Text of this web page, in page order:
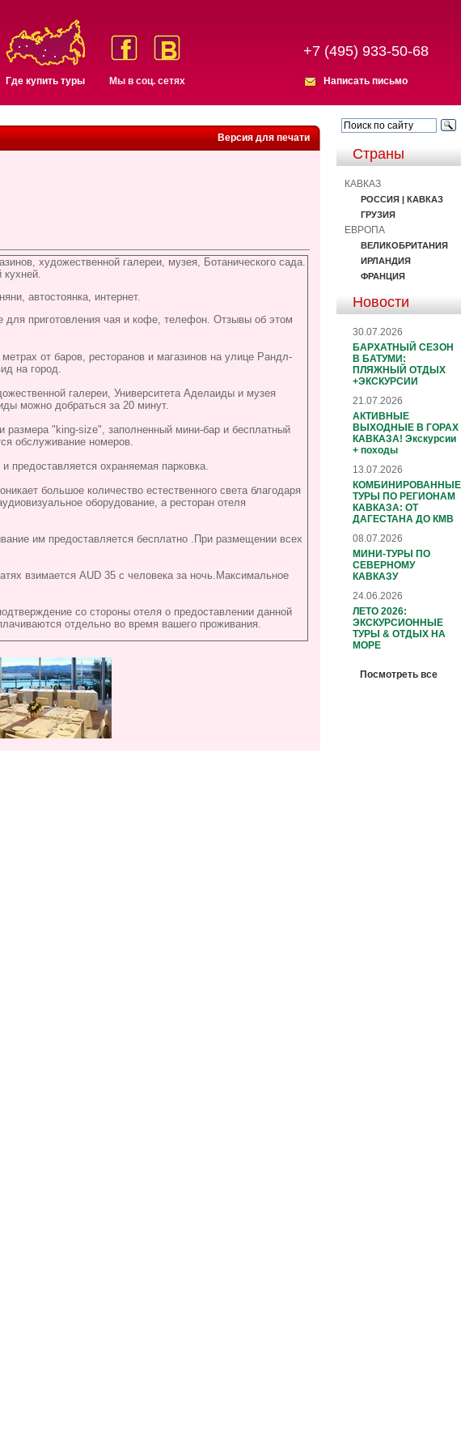
Где купить туры Мы в соц. сетях
+7 (495) 933-50-68
Написать письмо
Версия для печати
художественной галереи, музея, Ботанического сада.
автостоянка, интернет.
для приготовления чая и кофе, телефон. Отзывы об этом
от баров, ресторанов и магазинов на улице Рандл-
на город.
галереи, Университета Аделаиды и музея
можно добраться за 20 минут.
размера "king-size", заполненный мини-бар и бесплатный
обслуживание номеров.
предоставляется охраняемая парковка.
большое количество естественного света благодаря
оборудование, а ресторан отеля
им предоставляется бесплатно .При размещении всех
взимается AUD 35 с человека за ночь.Максимальное
со стороны отеля о предоставлении данной
отдельно во время вашего проживания.
Страны
КАВКАЗ
РОССИЯ | КАВКАЗ
ГРУЗИЯ
ЕВРОПА
ВЕЛИКОБРИТАНИЯ
ИРЛАНДИЯ
ФРАНЦИЯ
Новости
30.07.2026
БАРХАТНЫЙ СЕЗОН
В БАТУМИ:
ПЛЯЖНЫЙ ОТДЫХ
+ЭКСКУРСИИ
21.07.2026
АКТИВНЫЕ
ВЫХОДНЫЕ В ГОРАХ
КАВКАЗА! Экскурсии
+ походы
13.07.2026
КОМБИНИРОВАННЫЕ
ТУРЫ ПО РЕГИОНАМ
КАВКАЗА: ОТ
ДАГЕСТАНА ДО КМВ
08.07.2026
МИНИ-ТУРЫ ПО
СЕВЕРНОМУ
КАВКАЗУ
24.06.2026
ЛЕТО 2026:
ЭКСКУРСИОННЫЕ
ТУРЫ & ОТДЫХ НА
МОРЕ
Посмотреть все